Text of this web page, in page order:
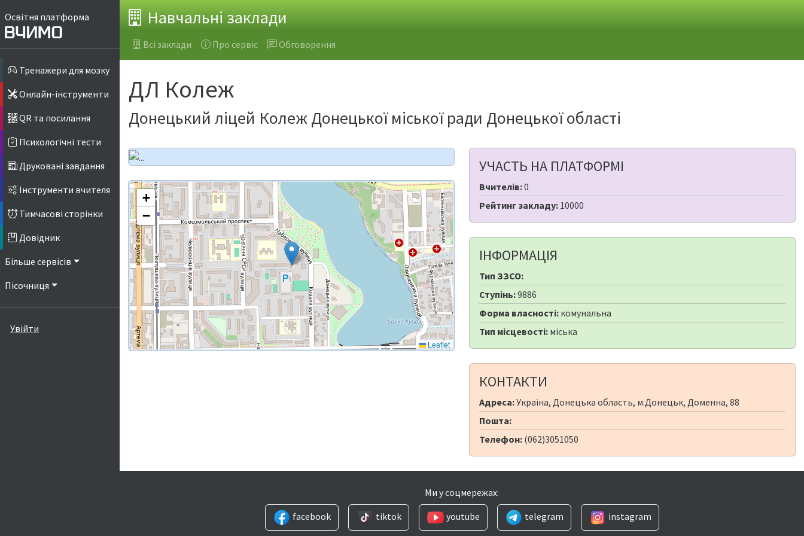
Освітня платформа
Тренажери для мозку
Онлайн-інструменти
QR та посилання
Психологічні тести
Друковані завдання
Інструменти вчителя
Тимчасові сторінки
Довідник
Більше сервісів
Пісочниця
Увійти
Навчальні заклади
Всі заклади Про сервіс Обговорення
ДЛ Колеж
Донецький ліцей Колеж Донецької міської ради Донецької області
+
−
Leaflet
УЧАСТЬ НА ПЛАТФОРМІ
Вчителів:0
Рейтинг закладу: 10000
ІНФОРМАЦІЯ
Тип ЗЗСО:
Ступінь:9886
Форма власності: комунальна
Тип місцевості: міська
КОНТАКТИ
Адреса:Україна, Донецька область, м.Донецьк, Доменна, 88
Пошта:
Телефон: (062)3051050
Ми у соцмережах:
facebook
tiktok youtube telegram instagram